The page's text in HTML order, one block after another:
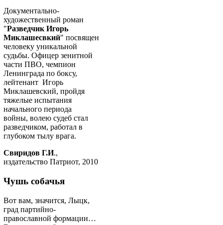
Документально-
художественный роман
"Разведчик Игорь
Миклашесвкий" посвящен
человеку уникальной
судьбы. Офицер зенитной
части ПВО, чемпион
Ленинграда по боксу,
лейтенант Игорь
Миклашевский, пройдя
тяжелые испытания
начального периода
войны, волею судеб стал
разведчиком, работал в
глубоком тылу врага.
Свиридов Г.И.,
издательство Патриот, 2010
Чушь собачья
Вот вам, значится, Лыцк,
град партийно-
православной формации…